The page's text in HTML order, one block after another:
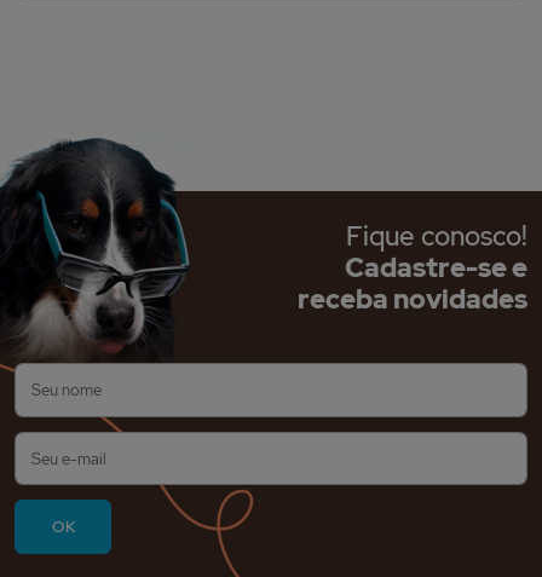
Fique conosco!
Cadastre-se e
receba novidades